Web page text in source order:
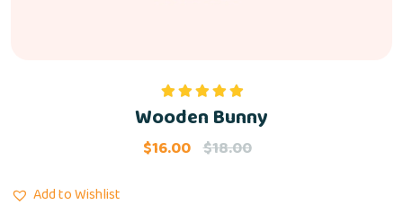
Rated5.00
out of 5
Wooden Bunny
$16.00 $18.00
Add to Wishlist